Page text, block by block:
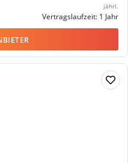
jährl.
Vertragslaufzeit: 1 Jahr